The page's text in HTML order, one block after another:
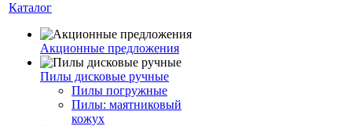
Каталог
Акционные предложения
Пилы дисковые ручные
Пилы погружные
Пилы: маятниковый
кожух